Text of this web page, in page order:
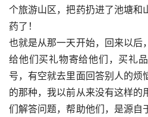
个旅游山区，把药扔进了池塘和
药了！
也就是从那一天开始，回来以后
给他们买礼物寄给他们，买礼
号，有空就去里面回答别人的烦
的那种，我以前从来没有这样的
们解答问题，帮助他们，是源自